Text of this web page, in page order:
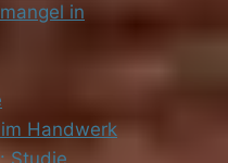
in
Handwerk
Studie